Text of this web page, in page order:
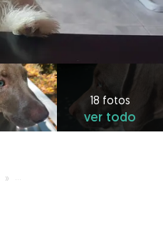
18 fotos
ver todo
» Cuidadores de perros en